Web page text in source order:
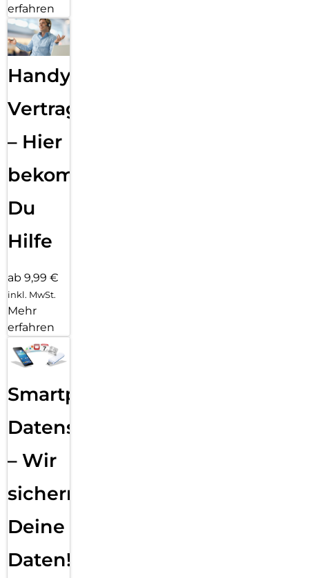
erfahren
Handy
Vertragsabwicklung
– Hier
bekommst
Du
Hilfe
ab 9,99 €
inkl. MwSt.
Mehr
erfahren
Smartphone
Datensicherung
– Wir
sichern
Deine
Daten!